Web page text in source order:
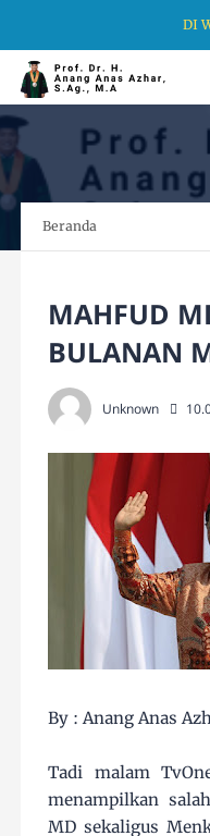
DI
Beranda
MAHFUD
BULANAN
Unknown
By : Anang Anas
Tadi malam
menampilkan
MD sekaligus